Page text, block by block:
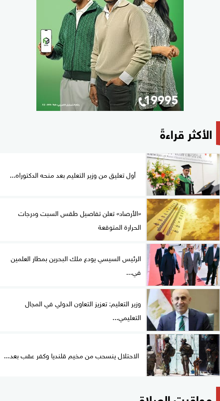
الأكثر قراءةً
أول تعليق من وزير التعليم بعد منحه الدكتوراه...
«الأرصاد» تعلن تفاصيل طقس السبت ودرجات
الحرارة المتوقعة
الرئيس السيسي يودع ملك البحرين بمطار العلمين
في...
وزير التعليم: تعزيز التعاون الدولي في المجال
التعليمي...
الاحتلال ينسحب من مخيم قلنديا وكفر عقب بعد...